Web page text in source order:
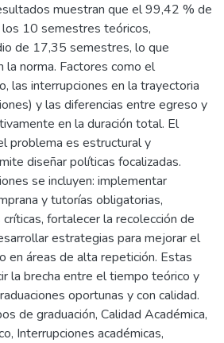
muestran que el 99,42 % de
10 semestres teóricos,
de 17,35 semestres, lo que
norma. Factores como el
las interrupciones en la trayectoria
y las diferencias entre egreso y
en la duración total. El
problema es estructural y
diseñar políticas focalizadas.
se incluyen: implementar
y tutorías obligatorias,
fortalecer la recolección de
estrategias para mejorar el
en áreas de alta repetición. Estas
la brecha entre el tiempo teórico y
oportunas y con calidad.
de graduación, Calidad Académica,
Interrupciones académicas,